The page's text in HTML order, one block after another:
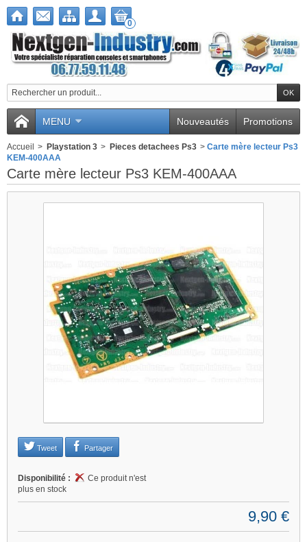
0
MENU Promotions
Nouveautés
Accueil > Playstation 3 > Pieces detachees Ps3 > Carte mère lecteur Ps3
KEM-400AAA
Carte mère lecteur Ps3 KEM-400AAA
Tweet Partager
Disponibilité :
Ce produit n'est
plus en stock
9,90 €